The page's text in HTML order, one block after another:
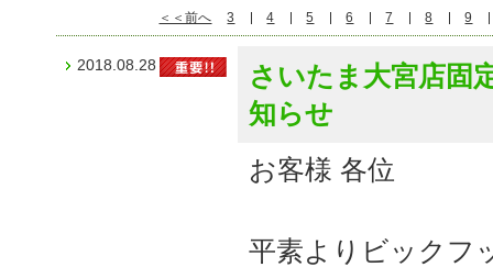
＜＜前へ 3 4 5 6 7 8 9
2018.08.28
さいたま大宮店固
知らせ
お客様 各位
平素よりビックフ